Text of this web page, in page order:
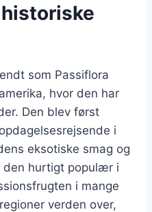
som Passiflora
hvor den har
Den blev først
i
eksotiske smag og
den hurtigt populær i
i mange
verden over,